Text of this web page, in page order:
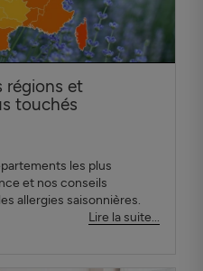
régions et
touchés
les plus
et nos conseils
allergies saisonnières.
Lire la suite...